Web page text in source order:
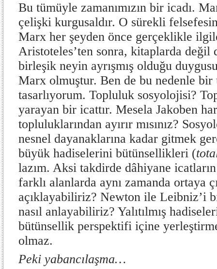
Bu tümüyle zamanımızın bir icadı.
çelişki kurgusaldır. O sürekli
Marx her şeyden önce gerçeklikle
Aristoteles’ten sonra, kitaplarda değil
birleşik neyin ayrışmış olduğu
Marx olmuştur. Ben de bu nedenle
tasarlıyorum. Topluluk sosyolojisi?
yarayan bir icattır. Mesela Jakoben
topluluklarından ayırır mısınız?
nesnel dayanaklarına kadar gitmek
büyük hadiselerini bütünsellikleri (
lazım. Aksi takdirde dâhiyane
farklı alanlarda aynı zamanda ortaya
açıklayabiliriz? Newton ile Leibniz’i
nasıl anlayabiliriz? Yalıtılmış
bütünsellik perspektifi içine
olmaz.
Peki yabancılaşma…